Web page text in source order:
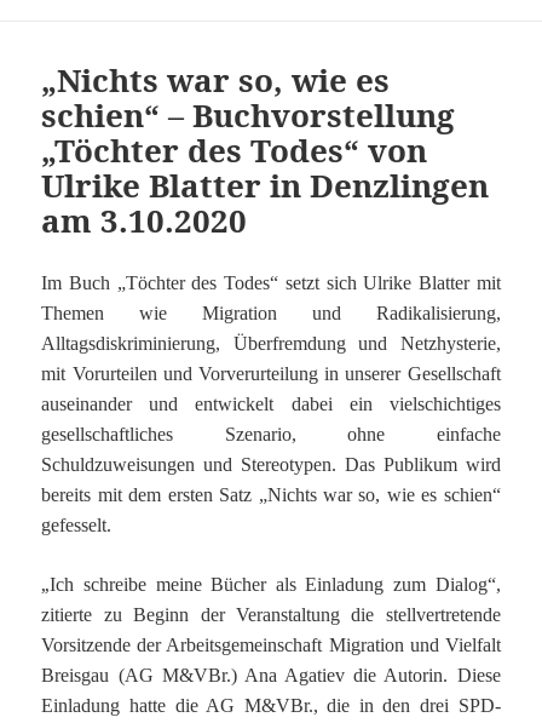
„Nichts war so, wie es
schien“ – Buchvorstellung
„Töchter des Todes“ von
Ulrike Blatter in Denzlingen
am 3.10.2020
Im Buch „Töchter des Todes“ setzt sich Ulrike Blatter mit
Themen wie Migration und Radikalisierung,
Alltagsdiskriminierung, Überfremdung und Netzhysterie,
mit Vorurteilen und Vorverurteilung in unserer Gesellschaft
auseinander und entwickelt dabei ein vielschichtiges
gesellschaftliches Szenario, ohne einfache
Schuldzuweisungen und Stereotypen. Das Publikum wird
bereits mit dem ersten Satz „Nichts war so, wie es schien“
gefesselt.
„Ich schreibe meine Bücher als Einladung zum Dialog“,
zitierte zu Beginn der Veranstaltung die stellvertretende
Vorsitzende der Arbeitsgemeinschaft Migration und Vielfalt
Breisgau (AG M&VBr.) Ana Agatiev die Autorin. Diese
Einladung hatte die AG M&VBr., die in den drei SPD-